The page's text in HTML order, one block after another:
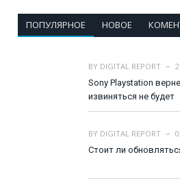
ПОПУЛЯРНОЕ НОВОЕ
BY DIGITAL REPORT
Sony Playstation
извиняться не будет
BY DIGITAL REPORT
Стоит ли